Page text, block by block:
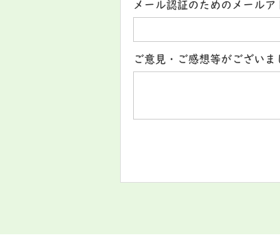
メール認証のためのメールア
ご意見・ご感想等がございま